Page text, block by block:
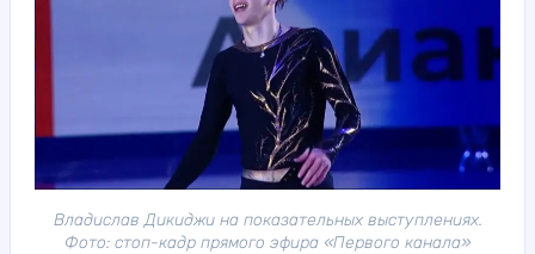
Владислав Дикиджи на показательных выступлениях.
Фото: стоп-кадр прямого эфира «Первого канала»